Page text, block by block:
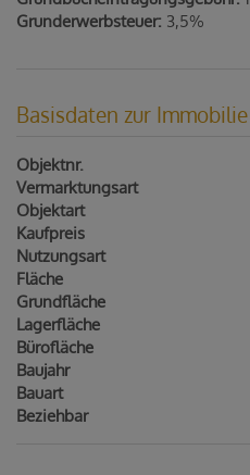
Grunderwerbsteuer: 3,5%
Basisdaten zur Immobilie
Objektnr.
Vermarktungsart
Objektart
Kaufpreis
Nutzungsart
Fläche
Grundfläche
Lagerfläche
Bürofläche
Baujahr
Bauart
Beziehbar